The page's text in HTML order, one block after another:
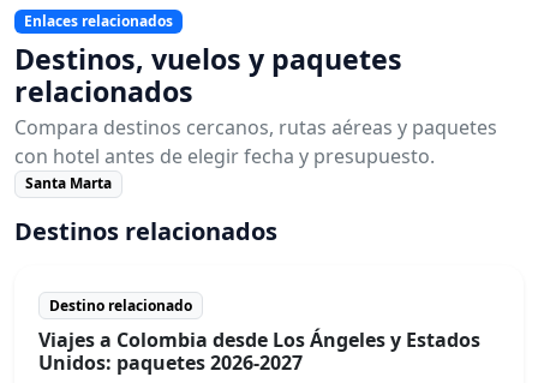
Enlaces relacionados
Destinos, vuelos y paquetes
relacionados
Compara destinos cercanos, rutas aéreas y paquetes
con hotel antes de elegir fecha y presupuesto.
Santa Marta
Destinos relacionados
Destino relacionado
Viajes a Colombia desde Los Ángeles y Estados
Unidos: paquetes 2026-2027